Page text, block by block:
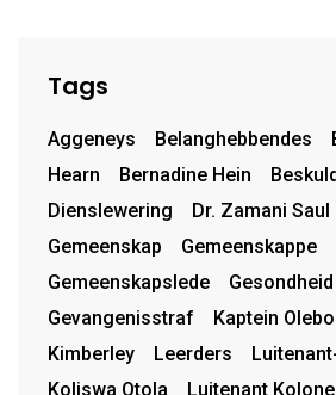
Tags
Aggeneys Belanghebbendes
Hearn
Bernadine Hein
Dienslewering
Dr. Zamani Saul
Gemeenskap
Gemeenskappe
Gemeenskapslede
Gesondheid
Gevangenisstraf
Kaptein
Kimberley
Leerders
Koliswa Otola
Luitenant